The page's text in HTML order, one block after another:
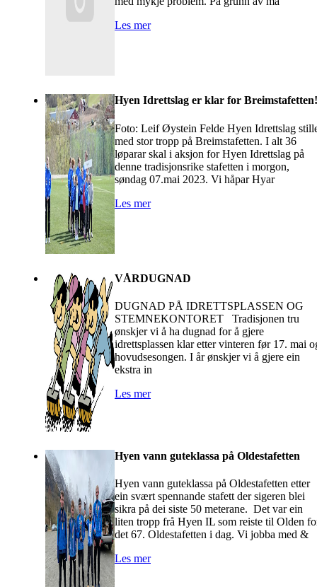
Les mer
Hyen Idrettslag er klar for Breimstafetten!
Foto: Leif Øystein Felde Hyen Idrettslag
med stor tropp på Breimstafetten. I alt 36
løparar skal i aksjon for Hyen Idrettslag på
denne tradisjonsrike stafetten i morgon,
søndag 07.mai 2023. Vi håpar Hyar
Les mer
VÅRDUGNAD
DUGNAD PÅ IDRETTSPLASSEN OG
STEMNEKONTORET Tradisjonen tru
ønskjer vi å ha dugnad for å gjere
idrettsplassen klar etter vinteren før 17. mai
hovudsesongen. I år ønskjer vi å gjere ein
ekstra in
Les mer
Hyen vann guteklassa på Oldestafetten
Hyen vann guteklassa på Oldestafetten etter
ein svært spennande stafett der sigeren blei
sikra på dei siste 50 meterane. Det var ein
liten tropp frå Hyen IL som reiste til Olden
det 67. Oldestafetten i dag. Vi jobba med &
Les mer